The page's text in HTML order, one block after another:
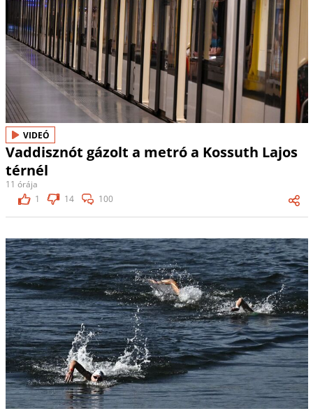
VIDEÓ
Vaddisznót gázolt a metró a Kossuth Lajos
térnél
11 órája
1
14 100